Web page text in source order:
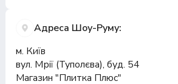
Адреса Шоу-Руму:
м. Київ
вул. Мрії (Туполєва), буд. 54
Магазин "Плитка Плюс"